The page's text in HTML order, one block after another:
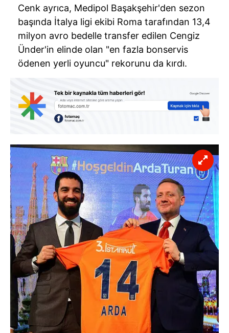
Cenk ayrıca, Medipol Başakşehir'den sezon
başında İtalya ligi ekibi Roma tarafından 13,4
milyon avro bedelle transfer edilen Cengiz
Ünder'in elinde olan "en fazla bonservis
ödenen yerli oyuncu" rekorunu da kırdı.